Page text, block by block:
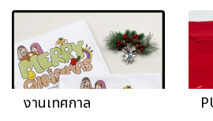
งานเทศกาล